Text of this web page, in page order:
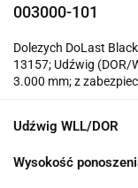
003000-101
Dolezych DoLast
13157; Udźwig (DOR/
3.000 mm; z
Udźwig WLL/DOR
Wysokość